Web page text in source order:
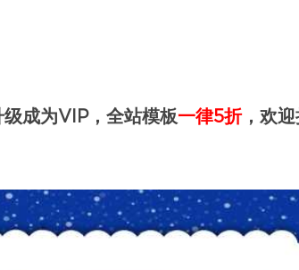
级成为VIP，全站模板一律5折，欢